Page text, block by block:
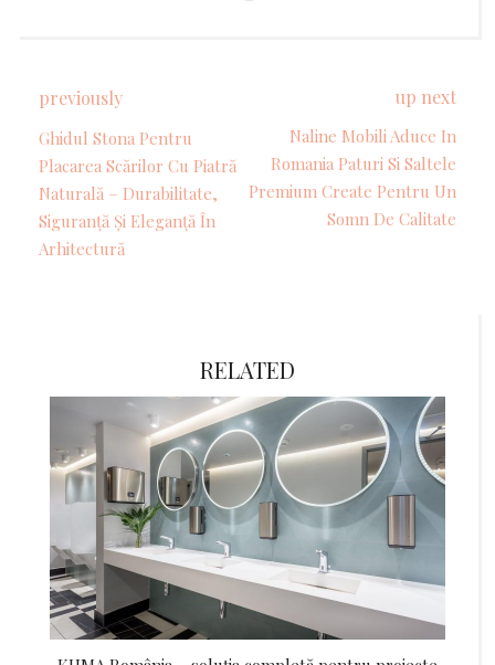
previously
Ghidul Stona Pentru
Placarea Scărilor Cu Piatră
Naturală – Durabilitate,
Siguranță Și Eleganță În
Arhitectură
up next
Naline Mobili Aduce In
Romania Paturi Si Saltele
Premium Create Pentru Un
Somn De Calitate
RELATED